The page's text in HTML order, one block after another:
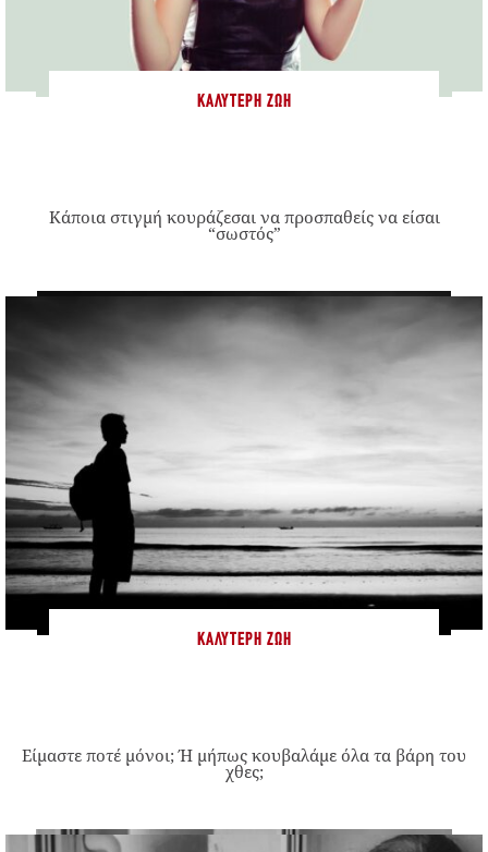
ΚΑΛΎΤΕΡΗ ΖΩΉ
Κάποια στιγμή κουράζεσαι να προσπαθείς να είσαι
“σωστός”
ΚΑΛΎΤΕΡΗ ΖΩΉ
Είμαστε ποτέ μόνοι; Ή μήπως κουβαλάμε όλα τα βάρη του
χθες;